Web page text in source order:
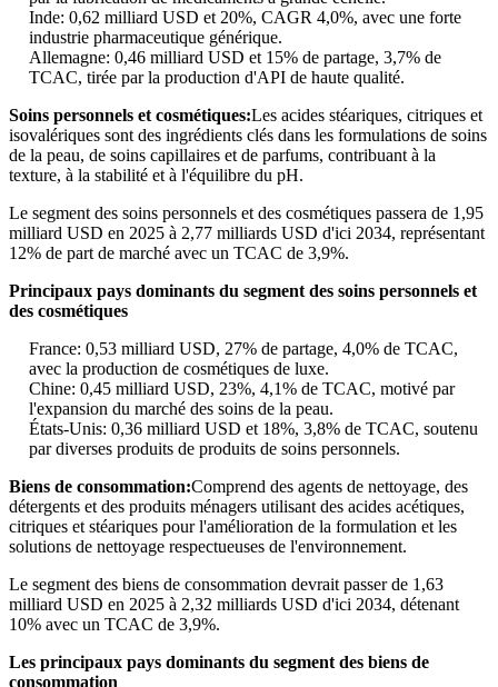
Inde: 0,62 milliard USD et 20%, CAGR 4,0%, avec une forte
industrie pharmaceutique générique.
Allemagne: 0,46 milliard USD et 15% de partage, 3,7% de
TCAC, tirée par la production d'API de haute qualité.
Soins personnels et cosmétiques:Les acides stéariques, citriques et
isovalériques sont des ingrédients clés dans les formulations de soins
de la peau, de soins capillaires et de parfums, contribuant à la
texture, à la stabilité et à l'équilibre du pH.
Le segment des soins personnels et des cosmétiques passera de 1,95
milliard USD en 2025 à 2,77 milliards USD d'ici 2034, représentant
12% de part de marché avec un TCAC de 3,9%.
Principaux pays dominants du segment des soins personnels et
des cosmétiques
France: 0,53 milliard USD, 27% de partage, 4,0% de TCAC,
avec la production de cosmétiques de luxe.
Chine: 0,45 milliard USD, 23%, 4,1% de TCAC, motivé par
l'expansion du marché des soins de la peau.
États-Unis: 0,36 milliard USD et 18%, 3,8% de TCAC, soutenu
par diverses produits de produits de soins personnels.
Biens de consommation:Comprend des agents de nettoyage, des
détergents et des produits ménagers utilisant des acides acétiques,
citriques et stéariques pour l'amélioration de la formulation et les
solutions de nettoyage respectueuses de l'environnement.
Le segment des biens de consommation devrait passer de 1,63
milliard USD en 2025 à 2,32 milliards USD d'ici 2034, détenant
10% avec un TCAC de 3,9%.
Les principaux pays dominants du segment des biens de
consommation